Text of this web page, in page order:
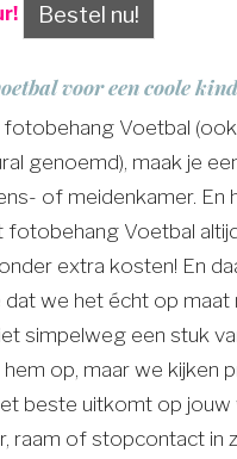
Bestel nu!
voor een coole
Voetbal
genoemd), maak je
of meidenkamer. En
fotobehang Voetbal
extra kosten! En
we het écht op maat
simpelweg een stuk
op, maar we kijken
beste uitkomt op jouw
raam of stopcontact in